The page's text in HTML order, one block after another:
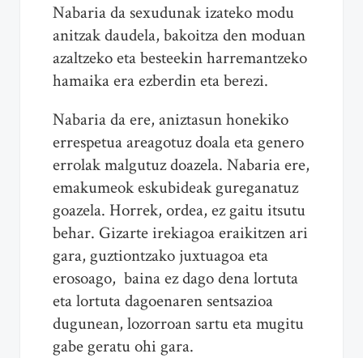
Nabaria da sexudunak izateko modu
anitzak daudela, bakoitza den moduan
azaltzeko eta besteekin harremantzeko
hamaika era ezberdin eta berezi.
Nabaria da ere, aniztasun honekiko
errespetua areagotuz doala eta genero
errolak malgutuz doazela. Nabaria ere,
emakumeok eskubideak gureganatuz
goazela. Horrek, ordea, ez gaitu itsutu
behar. Gizarte irekiagoa eraikitzen ari
gara, guztiontzako juxtuagoa eta
erosoago, baina ez dago dena lortuta
eta lortuta dagoenaren sentsazioa
dugunean, lozorroan sartu eta mugitu
gabe geratu ohi gara.